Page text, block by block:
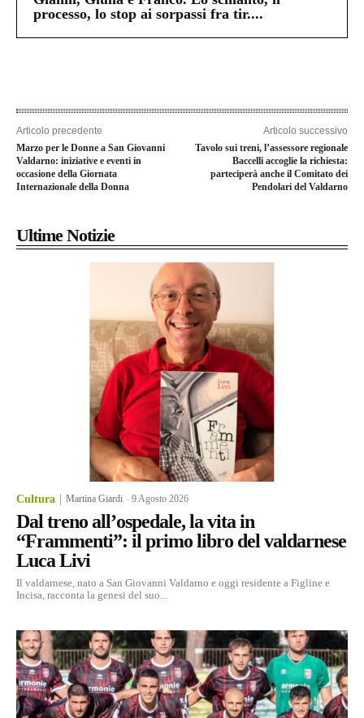
processo, lo stop ai sorpassi fra tir....
Articolo precedente
Marzo per le Donne a San Giovanni
Valdarno: iniziative e eventi in
occasione della Giornata
Internazionale della Donna
Articolo successivo
Tavolo sui treni, l’assessore regionale
Baccelli accoglie la richiesta:
parteciperà anche il Comitato dei
Pendolari del Valdarno
Ultime Notizie
Cultura Martina Giardi -9 Agosto 2026
Dal treno all’ospedale, la vita in
“Frammenti”: il primo libro del valdarnese
Luca Livi
Il valdarnese, nato a San Giovanni Valdarno e oggi residente a Figline e
Incisa, racconta la genesi del suo...